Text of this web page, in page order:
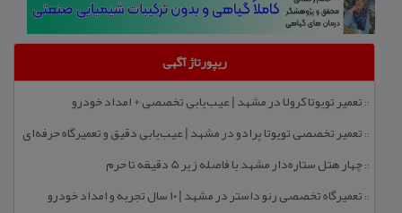
ریپورتاژ آگهی
:: تعمیر تویوتا كرولا در مشهد | عیب‌یابی تخصصی + امداد خودرو
:: تعمیر تخصصی تویوتا پرادو در مشهد | عیب‌یابی دقیق و تعمیرگاه حرفه‌ای
::چهار هتل‌ ستاره‌دار مشهد با فاصله زیر 5 دقیقه تا حرم
:: تعمیرگاه تخصصی رنو داستر در مشهد | ۱۰ سال تجربه و امداد خودرو